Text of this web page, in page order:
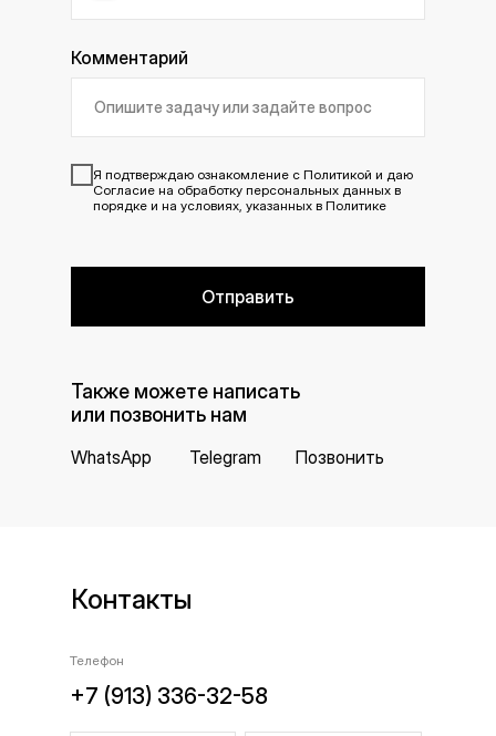
Комментарий
Я подтверждаю ознакомление с Политикой и даю
Согласие на обработку персональных данных в
порядке и на условиях, указанных в Политике
Отправить
Позвонить
Telegram
WhatsApp
Также можете написать
или позвонить нам
Контакты
Телефон
+7 (913) 336-32-58